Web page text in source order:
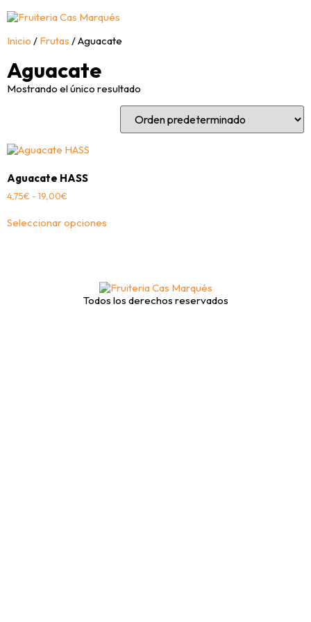
Inicio / Frutas / Aguacate
Aguacate
Mostrando el único resultado
Aguacate HASS
4,75€ - 19,00€
Seleccionar opciones
Todos los derechos reservados